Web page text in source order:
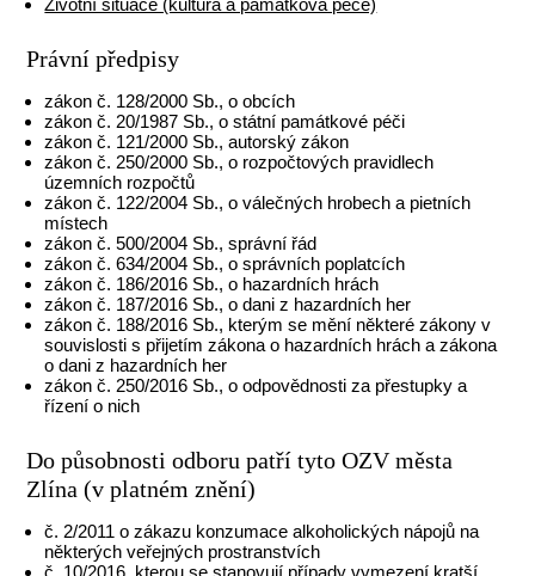
Právní předpisy
zákon č. 128/2000 Sb., o obcích
zákon č. 20/1987 Sb., o státní památkové péči
zákon č. 121/2000 Sb., autorský zákon
zákon č. 250/2000 Sb., o rozpočtových pravidlech
územních rozpočtů
zákon č. 122/2004 Sb., o válečných hrobech a pietních
místech
zákon č. 500/2004 Sb., správní řád
zákon č. 634/2004 Sb., o správních poplatcích
zákon č. 186/2016 Sb., o hazardních hrách
zákon č. 187/2016 Sb., o dani z hazardních her
zákon č. 188/2016 Sb., kterým se mění některé zákony v
souvislosti s přijetím zákona o hazardních hrách a zákona
o dani z hazardních her
zákon č. 250/2016 Sb., o odpovědnosti za přestupky a
řízení o nich
Do působnosti odboru patří tyto OZV města
Zlína (v platném znění)
č. 2/2011 o zákazu konzumace alkoholických nápojů na
některých veřejných prostranstvích
č. 10/2016, kterou se stanovují případy vymezení kratší